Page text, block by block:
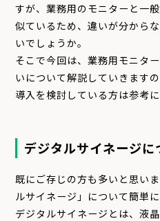
すが、業務用のモニターと一
似ているため、違いが分から
いでしょうか。
そこで今回は、業務用モニタ
いについて解説していきます
導入を検討している方は参考
デジタルサイネージに
既にご存じの方も多いと思い
ルサイネージ」について簡単
デジタルサイネージとは、液